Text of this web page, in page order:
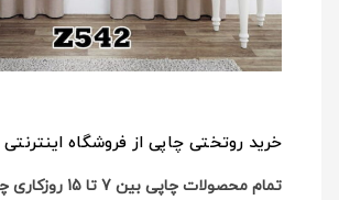
خرید روتختی چاپی از فروشگاه
تمام محصولات چاپی